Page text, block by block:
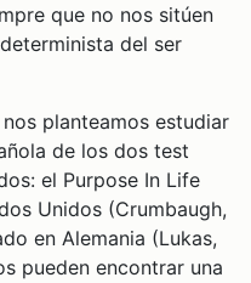
que no nos sitúen
del ser
planteamos estudiar
de los dos test
el Purpose In Life
Unidos (Crumbaugh,
en Alemania (Lukas,
pueden encontrar una